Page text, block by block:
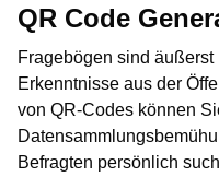
QR Code
Fragebögen sind
Erkenntnisse aus der
von QR-Codes können
Befragten persönlich